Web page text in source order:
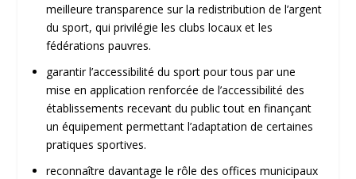
meilleure transparence sur la redistribution de l’argent
du sport, qui privilégie les clubs locaux et les
fédérations pauvres.
garantir l’accessibilité du sport pour tous par une
mise en application renforcée de l’accessibilité des
établissements recevant du public tout en finançant
un équipement permettant l’adaptation de certaines
pratiques sportives.
reconnaître davantage le rôle des offices municipaux